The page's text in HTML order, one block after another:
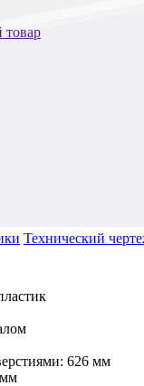
Технический
626 мм
мм